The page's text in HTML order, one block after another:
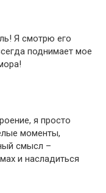
Я смотрю его
поднимает мое
я просто
моменты,
смысл –
и насладиться